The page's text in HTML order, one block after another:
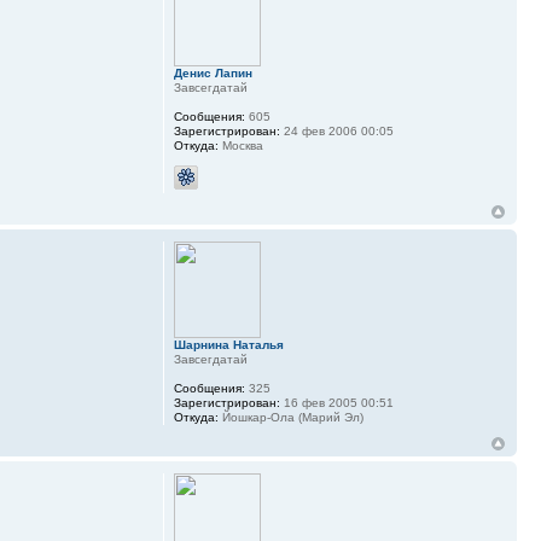
Денис Лапин
Завсегдатай
Сообщения: 605
Зарегистрирован: 24 фев 2006 00:05
Откуда: Москва
Шарнина Наталья
Завсегдатай
Сообщения: 325
Зарегистрирован: 16 фев 2005 00:51
Откуда: Йошкар-Ола (Марий Эл)